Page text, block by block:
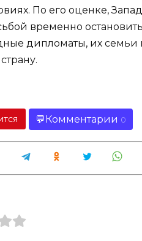
По его оценке,
временно
дипломаты, их семьи
Комментарии 0